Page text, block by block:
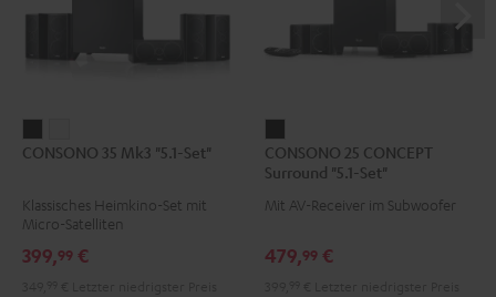
35
"5.1-
Schwarz
35
"5.1-
Weiß
CONSONO 35 Mk3 "5.1-Set"
Klassisches Heimkino-Set mit
Micro-Satelliten
399,99 €
25
CONCEPT
Surround
Set"
CONSONO 25 CONCEPT
Surround "5.1-Set"
Mit AV-Receiver im Subwoofer
479,99 €